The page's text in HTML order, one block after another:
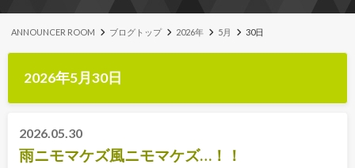
ANNOUNCER ROOM ブログトップ 2026年 5月 30日
2026年5月30日
2026.05.30
雨ニモマケズ風ニモマケズ…！！